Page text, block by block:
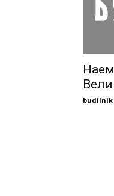
budilnik